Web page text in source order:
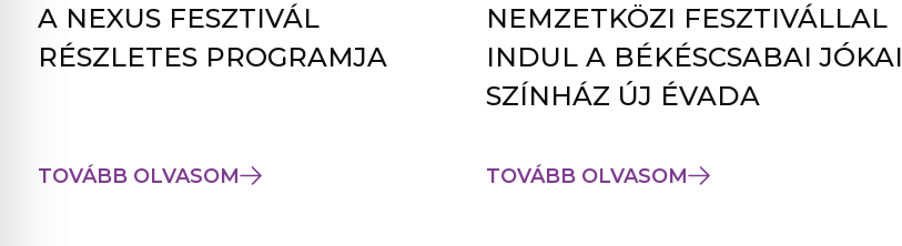
A NEXUS FESZTIVÁL
RÉSZLETES PROGRAMJA
TOVÁBB OLVASOM
NEMZETKÖZI FESZTIVÁLLAL
INDUL A BÉKÉSCSABAI JÓKAI
SZÍNHÁZ ÚJ ÉVADA
TOVÁBB OLVASOM